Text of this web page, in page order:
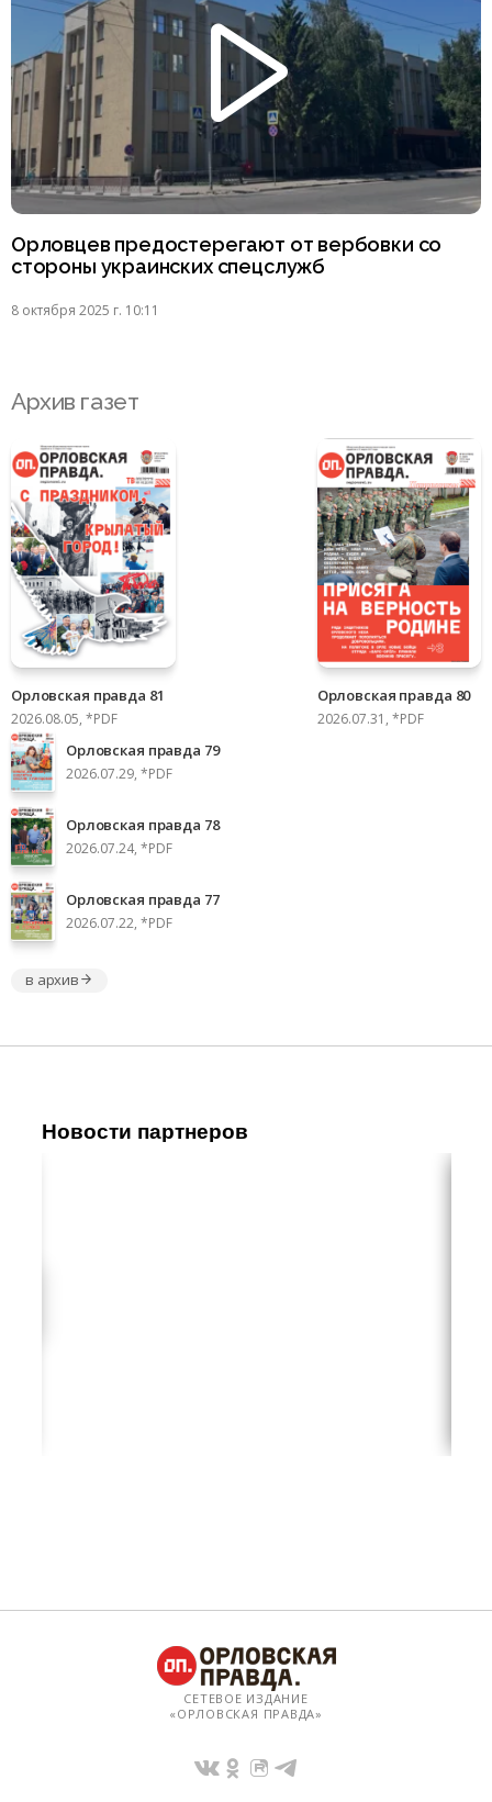
Орловцев предостерегают от вербовки со
стороны украинских спецслужб
8 октября 2025 г. 10:11
Архив газет
Орловская правда 81
2026.08.05, *PDF
Орловская правда 80
2026.07.31, *PDF
Орловская правда 79
2026.07.29, *PDF
Орловская правда 78
2026.07.24, *PDF
Орловская правда 77
2026.07.22, *PDF
в архив
Новости партнеров
СЕТЕВОЕ ИЗДАНИЕ
«ОРЛОВСКАЯ ПРАВДА»